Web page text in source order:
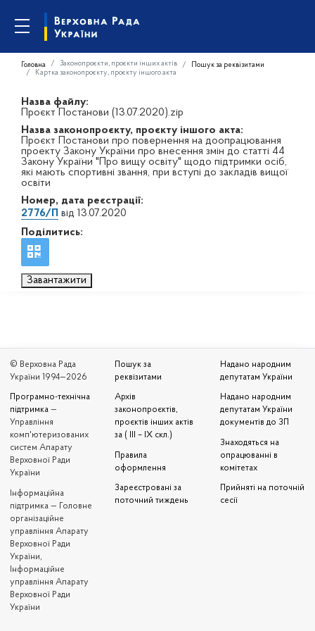
Головна Законопроєкти, проєкти інших актів
Пошук за реквізитами
Картка законопроєкту, проєкту іншого акта
Назва файлу:
Проєкт Постанови (13.07.2020).zip
Назва законопроєкту, проєкту іншого акта:
Проєкт Постанови про повернення на доопрацювання
проекту Закону України про внесення змін до статті 44
Закону України "Про вищу освіту" щодо підтримки осіб,
які мають спортивні звання, при вступі до закладів вищої
освіти
Номер, дата реєстрації:
2776/П від 13.07.2020
Поділитись:
Завантажити
© Верховна Рада
України 1994—2026
Програмно-технічна
підтримка —
Управління
комп'ютеризованих
систем Апарату
Верховної Ради
України
Iнформаційна
підтримка — Головне
організаційне
управління Апарату
Верховної Ради
України,
Інформаційне
управління Апарату
Верховної Ради
України
Пошук за
реквізитами
Архів
законопроєктів,
проєктів інших актів
за ( III – IX скл.)
Правила
оформлення
Зареєстровані за
поточний тиждень
Надано народним
депутатам України
Надано народним
депутатам України
документів до ЗП
Знаходяться на
опрацюванні в
комітетах
Прийняті на поточній
сесії